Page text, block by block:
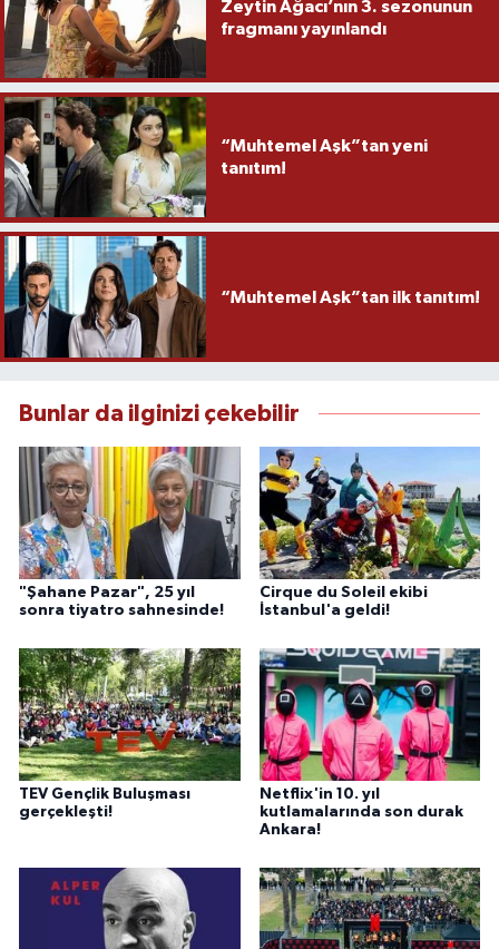
Zeytin Ağacı’nın 3. sezonunun
fragmanı yayınlandı
“Muhtemel Aşk”tan yeni
tanıtım!
“Muhtemel Aşk”tan ilk tanıtım!
Bunlar da ilginizi çekebilir
"Şahane Pazar", 25 yıl
sonra tiyatro sahnesinde!
Cirque du Soleil ekibi
İstanbul'a geldi!
TEV Gençlik Buluşması
gerçekleşti!
Netflix'in 10. yıl
kutlamalarında son durak
Ankara!